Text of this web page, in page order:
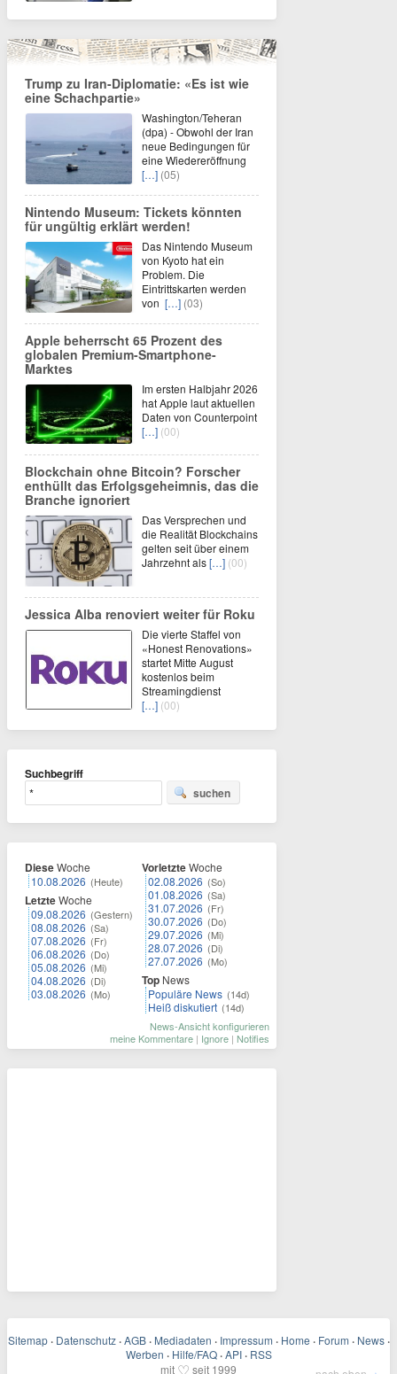
Trump zu Iran-Diplomatie: «Es ist wie
eine Schachpartie»
Washington/Teheran
(dpa) - Obwohl der Iran
neue Bedingungen für
eine Wiedereröffnung
[…] (05)
Nintendo Museum: Tickets könnten
für ungültig erklärt werden!
Das Nintendo Museum
von Kyoto hat ein
Problem. Die
Eintrittskarten werden
von […] (03)
Apple beherrscht 65 Prozent des
globalen Premium-Smartphone-
Marktes
Im ersten Halbjahr 2026
hat Apple laut aktuellen
Daten von Counterpoint
[…] (00)
Blockchain ohne Bitcoin? Forscher
enthüllt das Erfolgsgeheimnis, das die
Branche ignoriert
Das Versprechen und
die Realität Blockchains
gelten seit über einem
Jahrzehnt als[…] (00)
Jessica Alba renoviert weiter für Roku
Die vierte Staffel von
«Honest Renovations»
startet Mitte August
kostenlos beim
Streamingdienst
[…] (00)
Suchbegriff
suchen
DieseWoche
10.08.2026 (Heute)
LetzteWoche
09.08.2026 (Gestern)
08.08.2026 (Sa)
07.08.2026 (Fr)
06.08.2026 (Do)
05.08.2026 (Mi)
04.08.2026 (Di)
03.08.2026 (Mo)
VorletzteWoche
02.08.2026 (So)
01.08.2026 (Sa)
31.07.2026 (Fr)
30.07.2026 (Do)
29.07.2026 (Mi)
28.07.2026 (Di)
27.07.2026 (Mo)
Top News
Populäre News (14d)
Heiß diskutiert (14d)
News-Ansicht konfigurieren
meine Kommentare | Ignore | Notifies
Sitemap · Datenschutz · AGB · Mediadaten · Impressum · Home · Forum · News ·
Werben · Hilfe/FAQ · API · RSS
mit
seit 1999